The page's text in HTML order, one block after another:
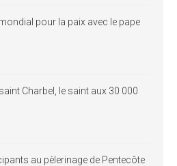
pour la paix avec le pape
Charbel, le saint aux 30 000
au pèlerinage de Pentecôte